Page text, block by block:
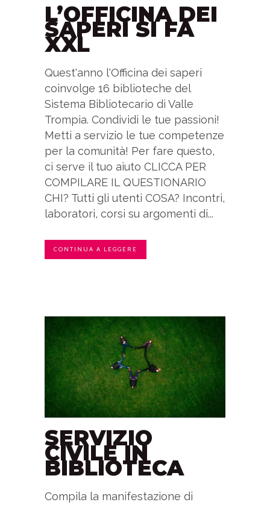
L’OFFICINA DEI
SAPERI SI FA
XXL
Quest'anno l'Officina dei saperi
coinvolge 16 biblioteche del
Sistema Bibliotecario di Valle
Trompia. Condividi le tue passioni!
Metti a servizio le tue competenze
per la comunità! Per fare questo,
ci serve il tuo aiuto CLICCA PER
COMPILARE IL QUESTIONARIO
CHI? Tutti gli utenti COSA? Incontri,
laboratori, corsi su argomenti di...
CONTINUA A LEGGERE
SERVIZIO
CIVILE IN
BIBLIOTECA
Compila la manifestazione di